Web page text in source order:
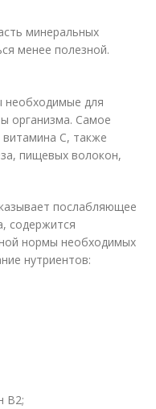
минеральных
менее полезной.
необходимые для
организма. Самое
С, также
пищевых волокон,
послабляющее
содержится
нормы необходимых
нутриентов:
В2;